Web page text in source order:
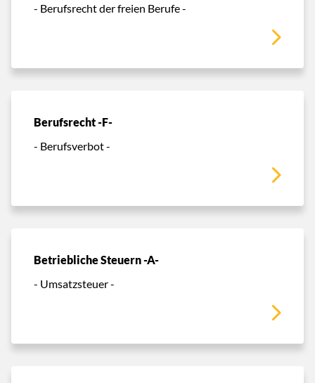
- Berufsrecht der freien Berufe -
Berufsrecht -F-
- Berufsverbot -
Betriebliche Steuern -A-
- Umsatzsteuer -